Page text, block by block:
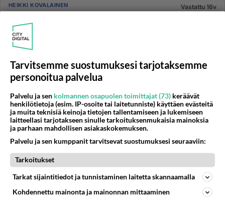
HEIKKI KOVALAINEN Vastattu 16v
Kyllä Hesekovis pystyy voittamaan
maailmanmestaruuden jos vain hänelle annetaan
03.06.2009 09:08 3 565
HEIKKI KOVALAINEN Vastattu 16v
Noloa saada kenkää
On se surullista kun ei tullut tuloksia rellulla eikä nyt
laarenilla vaikka kaikki edellytykset oli. On aika
tunnustaa s...
03.09.2009 16:53 7 510 0
Tarvitsemme suostumuksesi tarjotaksemme
personoitua palvelua
Palvelu ja sen kolmannen osapuolen toimittajat (73) keräävät
henkilötietoja (esim. IP-osoite tai laitetunniste) käyttäen evästeitä
ja muita teknisiä keinoja tietojen tallentamiseen ja lukemiseen
laitteellasi tarjotakseen sinulle tarkoituksenmukaisia mainoksia
ja parhaan mahdollisen asiakaskokemuksen.
Palvelu ja sen kumppanit tarvitsevat suostumuksesi seuraaviin:
Tarkoitukset
Tarkat sijaintitiedot ja tunnistaminen laitetta skannaamalla
Kohdennettu mainonta ja mainonnan mittaaminen